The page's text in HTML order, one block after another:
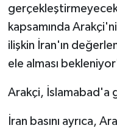
kapsamında
ilişkin İran'ın
ele alması
Arakçi, İslamabad'a
İran basını ayrıca,